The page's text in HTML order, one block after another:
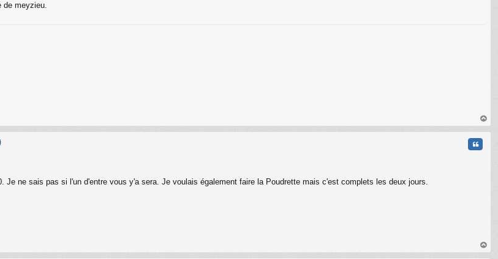
de meyzieu.
au
Je ne sais pas si l'un d'entre vous y'a sera. Je voulais également faire la Poudrette mais c'est complets les deux jours.
au